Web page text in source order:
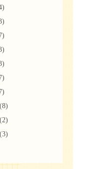
(8)
(2)
(3)